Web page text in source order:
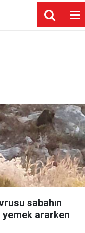
sabahın
ararken